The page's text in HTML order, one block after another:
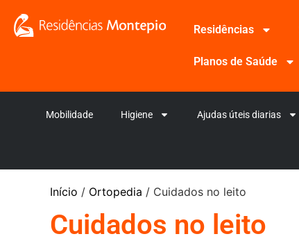
Residências
Planos de Saúde
Mobilidade Higiene Ajudas úteis diarias
Início / Ortopedia / Cuidados no leito
Cuidados no leito